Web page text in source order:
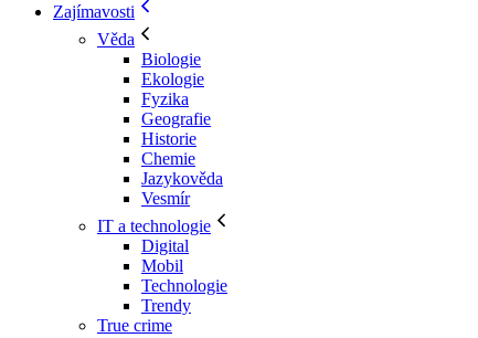
Zajímavosti
Věda
Biologie
Ekologie
Fyzika
Geografie
Historie
Chemie
Jazykověda
Vesmír
IT a technologie
Digital
Mobil
Technologie
Trendy
True crime